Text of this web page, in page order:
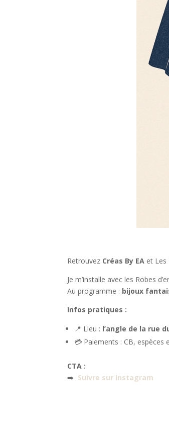
Retrouvez Créas By EA et Les
Je m’installe avec les Robes
Au programme : bijoux
Infos pratiques :
📍 Lieu : l’angle de la rue
💳 Paiements : CB, espèces
CTA :
➡️ Suivre sur Instagram